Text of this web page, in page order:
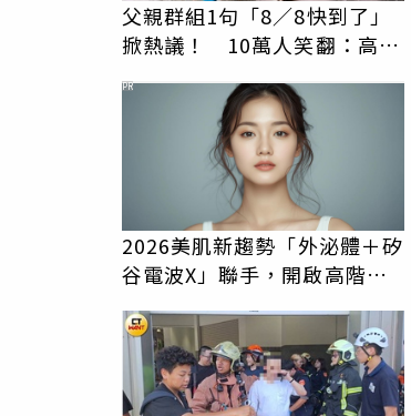
父親群組1句「8／8快到了」
掀熱議！ 10萬人笑翻：高鐵
疏運也沒列父親節
2026美肌新趨勢「外泌體＋矽
谷電波X」聯手，開啟高階養
PR